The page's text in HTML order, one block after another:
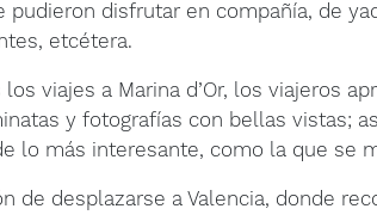
pudieron disfrutar en compañía, de
etcétera.
viajes a Marina d’Or, los viajeros
y fotografías con bellas vistas;
lo más interesante, como la que se
de desplazarse a Valencia, donde